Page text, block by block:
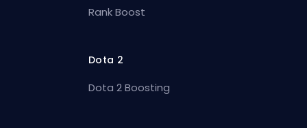
Rank Boost
Dota 2
Dota 2 Boosting